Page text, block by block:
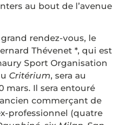
au bout de l’avenue
rendez-vous, le
Thévenet *, qui est
Sport Organisation
Critérium, sera au
mars. Il sera entouré
commerçant de
professionnel (quatre